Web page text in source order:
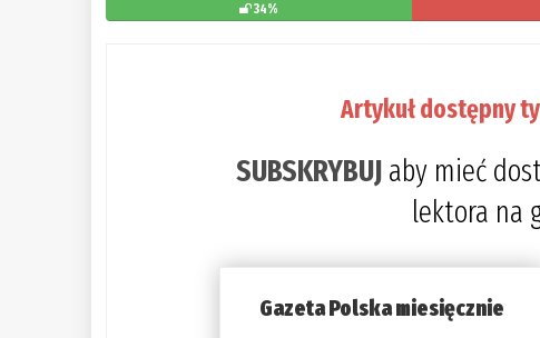
34%
Artykuł dostępny
SUBSKRYBUJ aby mieć
lektora na
Gazeta Polska miesięcznie